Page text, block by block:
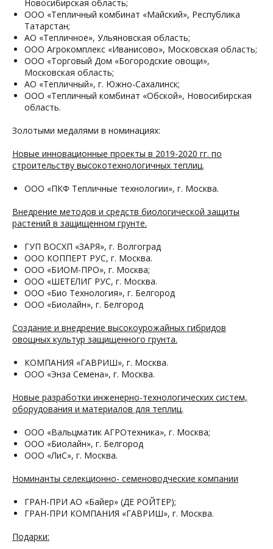
Новосибирская область;
ООО «Тепличный комбинат «Майский», Республика
Татарстан;
АО «Тепличное», Ульяновская область;
ООО Агрокомплекс «Иванисово», Московская область;
ООО «Торговый Дом «Богородские овощи»,
Московская область;
АО «Тепличный», г. Южно-Сахалинск;
ООО «Тепличный комбинат «Обской», Новосибирская
область.
Золотыми медалями в номинациях:
Новые инновационные проекты в 2019-2020 гг. по
строительству высокотехнологичных теплиц.
ООО «ПКФ Тепличные технологии», г. Москва.
Внедрение методов и средств биологической защиты
растений в защищенном грунте.
ГУП ВОСХП «ЗАРЯ», г. Волгоград
ООО КОППЕРТ РУС, г. Москва.
ООО «БИОМ-ПРО», г. Москва;
ООО «ШЕТЕЛИГ РУС, г. Москва.
ООО «Био Технология», г. Белгород
ООО «Биолайн», г. Белгород
Создание и внедрение высокоурожайных гибридов
овощных культур защищенного грунта.
КОМПАНИЯ «ГАВРИШ», г. Москва.
ООО «Энза Семена», г. Москва.
Новые разработки инженерно-технологических систем,
оборудования и материалов для теплиц.
ООО «Вальцматик АГРОтехника», г. Москва;
ООО «Биолайн», г. Белгород
ООО «ЛиС», г. Москва.
Номинанты селекционно- семеноводческие компании
ГРАН-ПРИ АО «Байер» (ДЕ РОЙТЕР);
ГРАН-ПРИ КОМПАНИЯ «ГАВРИШ», г. Москва.
Подарки: